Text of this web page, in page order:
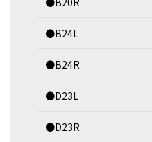
●B24L
●B24R
●D23L
●D23R